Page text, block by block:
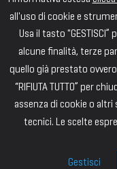
all'uso di cookie e
Usa il tasto
alcune finalità, terze
quello già prestato
“RIFIUTA TUTTO” per
assenza di cookie o
tecnici. Le scelte
Gestisci